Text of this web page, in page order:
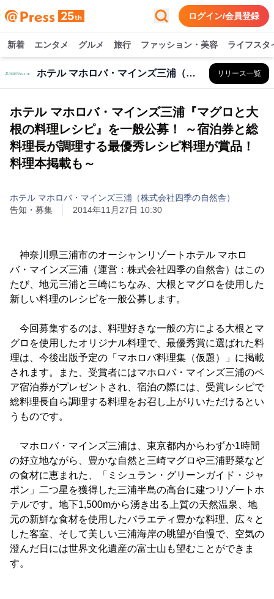
ログイン/会員登録
新着 エンタメ グルメ 旅行 ファッション・美容 ライフスタ
ホテル マホロバ・マインズ三浦（株式会社四季の自然舎） リリース一覧
ホテル マホロバ・マインズ三浦『マグロと大
根の料理レシピ』を一般公募！ ～宿泊券と総
料理長が調理する最優秀レシピ料理が賞品！
料理本掲載も～
ホテル マホロバ・マインズ三浦（株式会社四季の自然舎）
告知・募集
2014年11月27日 10:30
神奈川県三浦市のオーシャンリゾートホテル マホロ
バ・マインズ三浦（運営：株式会社四季の自然舎）はこの
たび、地元三浦と三崎にちなみ、大根とマグロを使用した
新しい料理のレシピを一般公募します。
今回募集するのは、料理好きな一般の方による大根とマ
グロを使用したオリジナル料理で、最優秀賞に選ばれた料
理は、今後出版予定の「マホロバ料理集（仮題）」に掲載
されます。また、受賞者にはマホロバ・マインズ三浦のペ
ア宿泊券がプレゼントされ、宿泊の際には、受賞レシピで
総料理長自ら調理する料理をお召し上がりいただけるとい
うものです。
マホロバ・マインズ三浦は、東京都内からわずか1時間
の好立地ながら、豊かな自然と三崎マグロや三浦野菜など
の食材に恵まれた、「ミシュラン・グリーンガイド・ジャ
ポン」二つ星を獲得した三浦半島の高台に建つリゾートホ
テルです。地下1,500mから湧き出る上質の天然温泉、地
元の新鮮な食材を使用したバラエティ豊かな料理、広々と
した客室、そして美しい三浦海岸の眺望が自慢で、空気の
澄んだ日には世界文化遺産の富士山も望むことができま
す。